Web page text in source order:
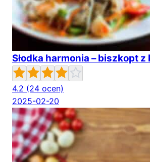
Słodka harmonia – biszkopt z
4.2 (24 ocen)
2025-02-20